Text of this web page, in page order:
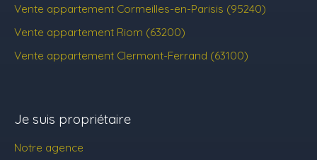
Vente appartement Cormeilles-en-Parisis (95240)
Vente appartement Riom (63200)
Vente appartement Clermont-Ferrand (63100)
Je suis propriétaire
Notre agence